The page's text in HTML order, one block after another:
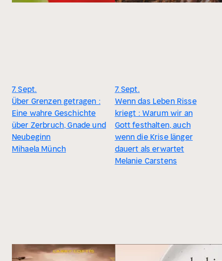
7. Sept.
Über Grenzen getragen :
Eine wahre Geschichte
über Zerbruch, Gnade und
Neubeginn
Mihaela Münch
7. Sept.
Wenn das Leben Risse
kriegt : Warum wir an
Gott festhalten, auch
wenn die Krise länger
dauert als erwartet
Melanie Carstens